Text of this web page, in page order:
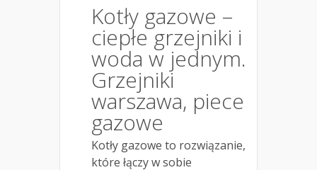
Kotły gazowe –
ciepłe grzejniki i
woda w jednym.
Grzejniki
warszawa, piece
gazowe
Kotły gazowe to rozwiązanie,
które łączy w sobie